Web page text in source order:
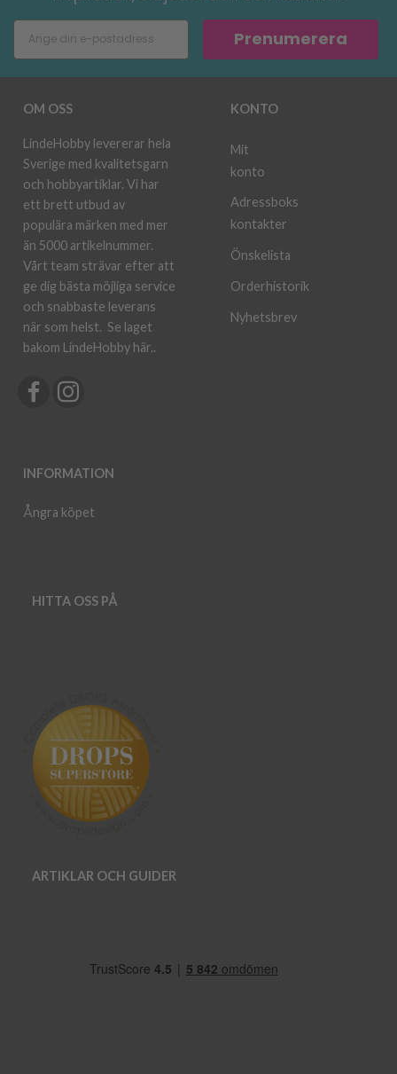
Prenumerera
OM OSS
LindeHobby levererar hela
Sverige med kvalitetsgarn
och hobbyartiklar. Vi har
ett brett utbud av
populära märken med mer
än 5000 artikelnummer.
Vårt team strävar efter att
ge dig bästa möjliga service
och snabbaste leverans
när som helst. Se laget
bakom LindeHobby här..
INFORMATION
Ångra köpet
KONTO
Mit
konto
Adressboks
kontakter
Önskelista
Orderhistorik
Nyhetsbrev
HITTA OSS PÅ
ARTIKLAR OCH GUIDER